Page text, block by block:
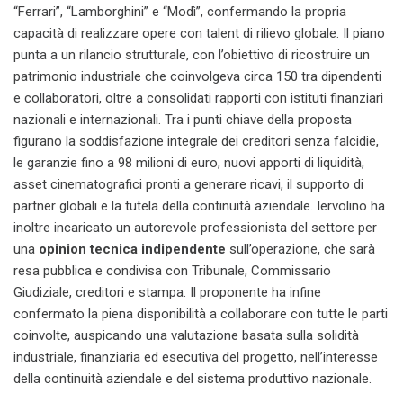
“Ferrari”, “Lamborghini” e “Modì”, confermando la propria
capacità di realizzare opere con talent di rilievo globale. Il piano
punta a un rilancio strutturale, con l’obiettivo di ricostruire un
patrimonio industriale che coinvolgeva circa 150 tra dipendenti
e collaboratori, oltre a consolidati rapporti con istituti finanziari
nazionali e internazionali. Tra i punti chiave della proposta
figurano la soddisfazione integrale dei creditori senza falcidie,
le garanzie fino a 98 milioni di euro, nuovi apporti di liquidità,
asset cinematografici pronti a generare ricavi, il supporto di
partner globali e la tutela della continuità aziendale. Iervolino ha
inoltre incaricato un autorevole professionista del settore per
una opinion tecnica indipendente sull’operazione, che sarà
resa pubblica e condivisa con Tribunale, Commissario
Giudiziale, creditori e stampa. Il proponente ha infine
confermato la piena disponibilità a collaborare con tutte le parti
coinvolte, auspicando una valutazione basata sulla solidità
industriale, finanziaria ed esecutiva del progetto, nell’interesse
della continuità aziendale e del sistema produttivo nazionale.